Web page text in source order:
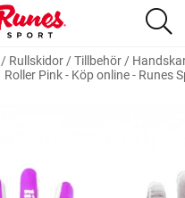
/ Rullskidor/Tillbehör/
Roller Pink - Köp online - Runes